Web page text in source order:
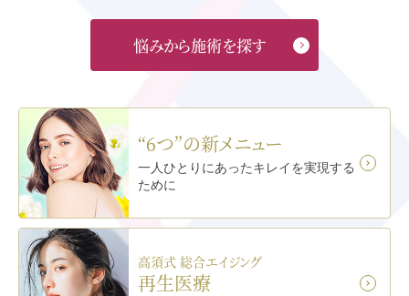
悩みから施術を探す
“6つ”の新メニュー
一人ひとりにあった キレイを実現する
ために
高須式 総合エイジング
再生医療